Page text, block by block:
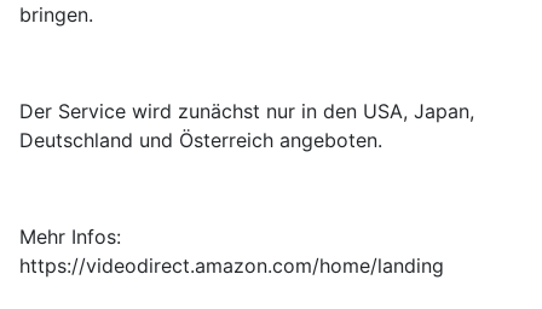
bringen.
Der Service wird zunächst nur in den USA, Japan,
Deutschland und Österreich angeboten.
Mehr Infos:
https://videodirect.amazon.com/home/landing